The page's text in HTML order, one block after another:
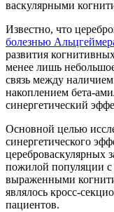
васкулярными
Известно, что
болезнью
развития
менее лишь
связь между
накоплением бета-
синергетический
Основной целью
синергетического
цереброваскулярных
пожилой популяции
выраженными
являлось кросс-
пациентов.